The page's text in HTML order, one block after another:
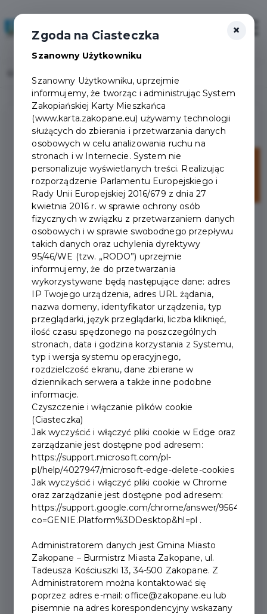
Kto może zostać
użytkownikiem
Zakopiańskiej Karty
Mieszkańca?
#KOMUNIKAT
Zanim złożysz wniosek, sprawdź, czy
możesz dołączyć do grona użytkowników
Zakopiańskiej Karty Mieszkańca. Karta jest
dostępna dla osób spełniających
określone warunki zameldowania lub
rozliczania PIT w Zakopanem, a także dla
ich członków rodziny....
×
Zgoda na Ciasteczka
Szanowny Użytkowniku
Szanowny Użytkowniku, uprzejmie
informujemy, że tworząc i administrując System
Zakopiańskiej Karty Mieszkańca
(www.karta.zakopane.eu) używamy technologii
służących do zbierania i przetwarzania danych
osobowych w celu analizowania ruchu na
stronach i w Internecie. System nie
personalizuje wyświetlanych treści. Realizując
rozporządzenie Parlamentu Europejskiego i
Rady Unii Europejskiej 2016/679 z dnia 27
kwietnia 2016 r. w sprawie ochrony osób
fizycznych w związku z przetwarzaniem danych
osobowych i w sprawie swobodnego przepływu
takich danych oraz uchylenia dyrektywy
95/46/WE (tzw. „RODO”) uprzejmie
informujemy, że do przetwarzania
wykorzystywane będą następujące dane: adres
IP Twojego urządzenia, adres URL żądania,
nazwa domeny, identyfikator urządzenia, typ
przeglądarki, język przeglądarki, liczba kliknięć,
ilość czasu spędzonego na poszczególnych
stronach, data i godzina korzystania z Systemu,
typ i wersja systemu operacyjnego,
rozdzielczość ekranu, dane zbierane w
dziennikach serwera a także inne podobne
informacje.
Czyszczenie i włączanie plików cookie
(Ciasteczka)
Jak wyczyścić i włączyć pliki cookie w Edge oraz
zarządzanie jest dostępne pod adresem:
https://support.microsoft.com/pl-
pl/help/4027947/microsoft-edge-delete-cookies
Jak wyczyścić i włączyć pliki cookie w Chrome
oraz zarządzanie jest dostępne pod adresem:
https://support.google.com/chrome/answer/95647?
co=GENIE.Platform%3DDesktop&hl=pl .
Administratorem danych jest Gmina Miasto
Zakopane – Burmistrz Miasta Zakopane, ul.
Tadeusza Kościuszki 13, 34-500 Zakopane. Z
Administratorem można kontaktować się
poprzez adres e-mail: office@zakopane.eu lub
pisemnie na adres korespondencyjny wskazany